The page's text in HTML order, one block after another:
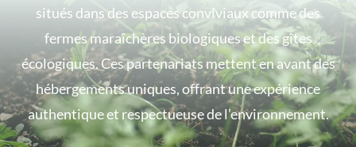
situés dans des espaces conviviaux comme des
fermes maraîchères biologiques et des gîtes
écologiques. Ces partenariats mettent en avant des
hébergements uniques, offrant une expérience
authentique et respectueuse de l’environnement.